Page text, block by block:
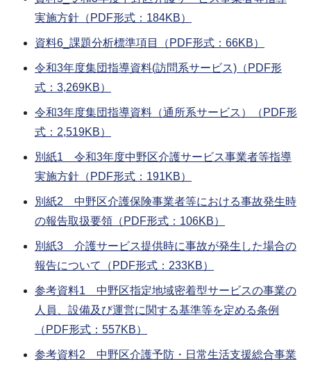
実施方針（PDF形式：184KB）
資料6_課題分析標準項目（PDF形式：66KB）
令和3年度集団指導資料(訪問系サービス)（PDF形
式：3,269KB）
令和3年度集団指導資料（通所系サービス）（PDF形
式：2,519KB）
別紙1 令和3年度中野区介護サービス事業者等指導
実施方針（PDF形式：191KB）
別紙2 中野区介護保険事業者等における事故発生時
の報告取扱要領（PDF形式：106KB）
別紙3 介護サービス提供時に事故が発生した場合の
報告について（PDF形式：233KB）
参考資料1 中野区指定地域密着型サービスの事業の
人員、設備及び運営に関する基準等を定める条例
（PDF形式：557KB）
参考資料2 中野区介護予防・日常生活支援総合事業